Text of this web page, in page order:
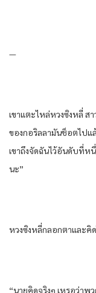
—
เขาแตะไหล่หวงซิงหลี่ ส
ของกอริลลามันช็อตไปแ
เขาถึงจัดฉันไว้อันดับที่ห
นะ”
หวงซิงหลี่กลอกตาและคิด
“นายคิดจริงๆ เหรอว่า